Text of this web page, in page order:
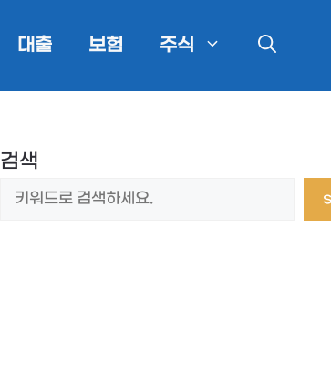
대출 보험 주식
검색